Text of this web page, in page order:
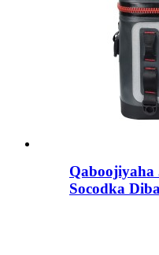
Qaboojiyaha
Socodka